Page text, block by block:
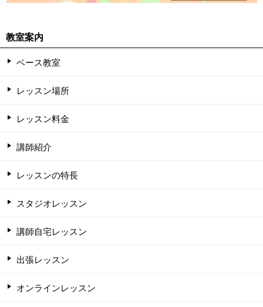
教室案内
ベース教室
レッスン場所
レッスン料金
講師紹介
レッスンの特長
スタジオレッスン
講師自宅レッスン
出張レッスン
オンラインレッスン